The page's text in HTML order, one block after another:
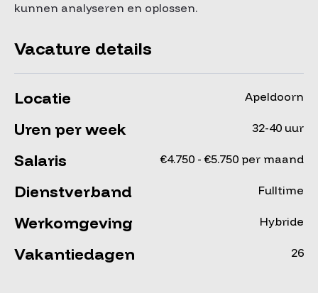
kunnen analyseren en oplossen.
Vacature details
Locatie Apeldoorn
Uren per week 32-40 uur
Salaris €4.750 - €5.750 per maand
Dienstverband Fulltime
Werkomgeving Hybride
Vakantiedagen 26